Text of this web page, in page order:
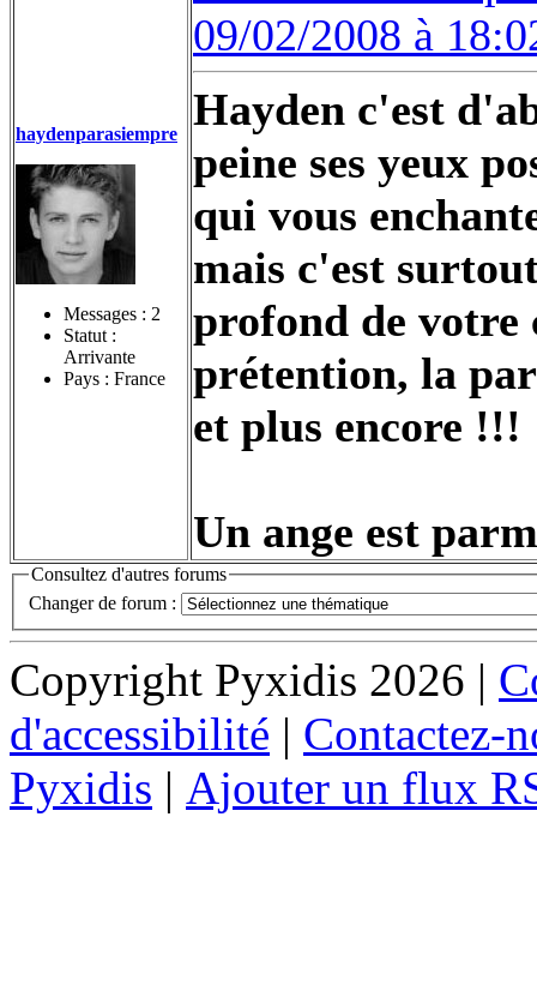
haydenparasiempre
Messages : 2
Statut :
Arrivante
Pays : France
09/02/2008 à
Hayden c'est
peine ses yeux
qui vous
mais c'est
profond de votre
prétention, la
et plus encore !!!
Un ange est
Consultez d'autres forums
Changer de forum :
Copyright Pyxidis 2026 |
d'accessibilité | Contactez-
Pyxidis | Ajouter un flux